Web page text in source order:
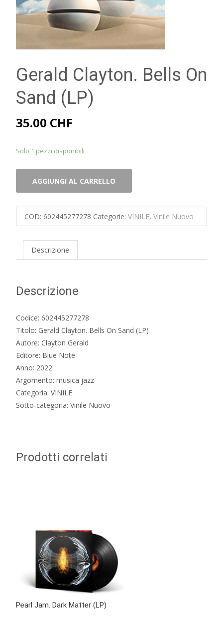
Gerald Clayton. Bells On
Sand (LP)
35.00 CHF
Solo 1 pezzi disponibili
Clayton.
Sand
quantità
AGGIUNGI AL CARRELLO
COD: 602445277278 Categorie: VINILE, Vinile Nuovo
Descrizione
Descrizione
Codice: 602445277278
Titolo: Gerald Clayton. Bells On Sand (LP)
Autore: Clayton Gerald
Editore: Blue Note
Anno: 2022
Argomento: musica jazz
Categoria: VINILE
Sotto-categoria: Vinile Nuovo
Prodotti correlati
Pearl Jam. Dark Matter (LP)